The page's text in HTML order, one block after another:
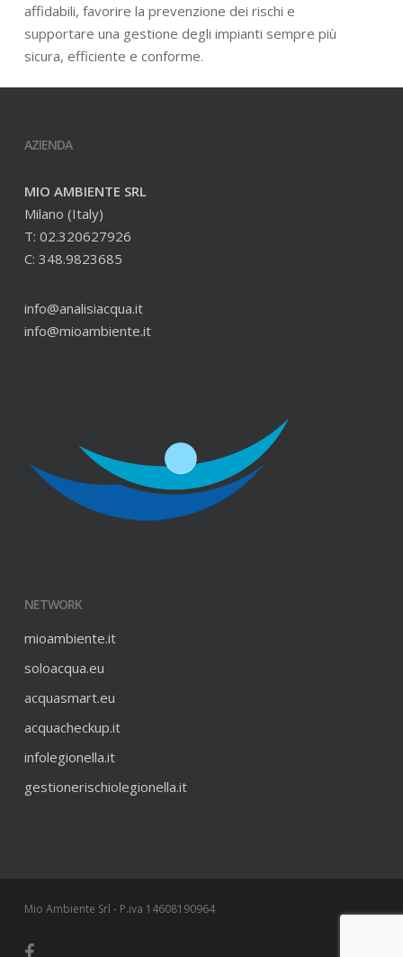
affidabili, favorire la prevenzione dei rischi e
supportare una gestione degli impianti sempre più
sicura, efficiente e conforme.
AZIENDA
MIO AMBIENTE SRL
Milano (Italy)
T: 02.320627926
C: 348.9823685
info@analisiacqua.it
info@mioambiente.it
NETWORK
mioambiente.it
soloacqua.eu
acquasmart.eu
acquacheckup.it
infolegionella.it
gestionerischiolegionella.it
Mio Ambiente Srl - P.iva 14608190964
facebook